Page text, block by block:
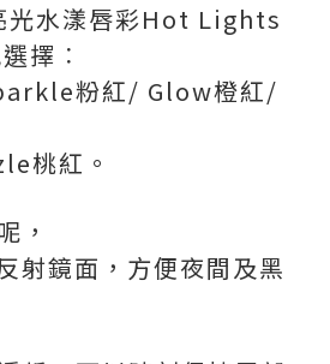
光水漾唇彩Hot Lights
擇︰
粉紅/ Glow橙紅/
桃紅。
，
射鏡面，方便夜間及黑